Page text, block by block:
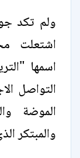
ولم تكد
اشتعلت
اسمها
التواصل
الموضة
والمبتكر